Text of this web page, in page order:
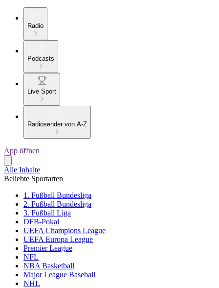
Radio
Podcasts
Live Sport
Radiosender von A-Z
App öffnen
Alle Inhalte
Beliebte Sportarten
1. Fußball Bundesliga
2. Fußball Bundesliga
3. Fußball Liga
DFB-Pokal
UEFA Champions League
UEFA Europa League
Premier League
NFL
NBA Basketball
Major League Baseball
NHL